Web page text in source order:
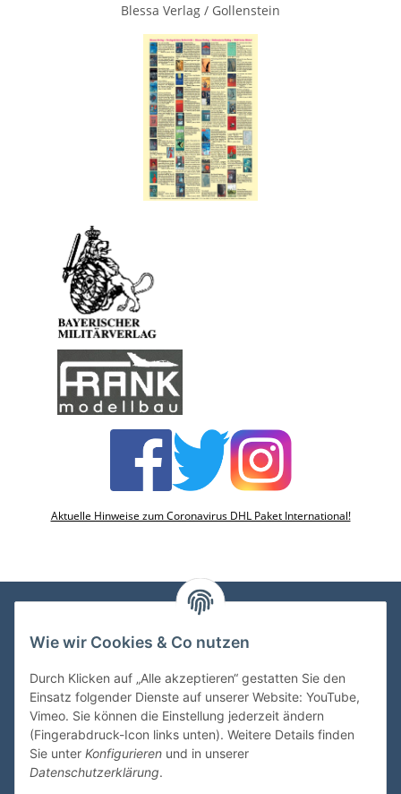
Blessa Verlag / Gollenstein
Aktuelle Hinweise zum Coronavirus DHL Paket International!
VDMedien24.de
Kasernenstraße 6-10
66482 Zweibrücken
Tel. 06332 72710
eMail: heinz.nickel@vdmedien.de
Wie wir Cookies & Co nutzen
Durch Klicken auf „Alle akzeptieren“ gestatten Sie den
Einsatz folgender Dienste auf unserer Website: YouTube,
Vimeo. Sie können die Einstellung jederzeit ändern
(Fingerabdruck-Icon links unten). Weitere Details finden
Sie unter Konfigurieren und in unserer
Datenschutzerklärung.